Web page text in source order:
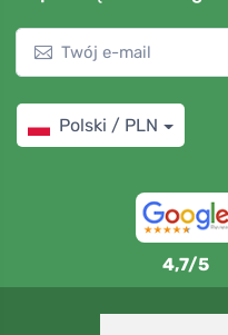
Polski / PLN
4,7/5